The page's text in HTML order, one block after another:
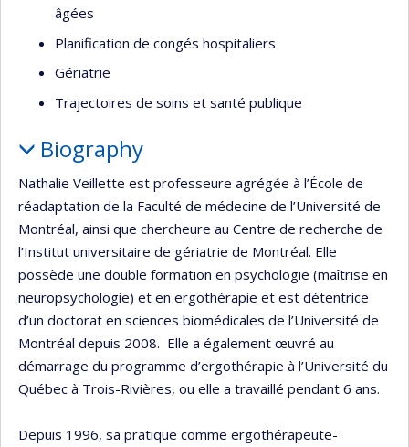
âgées
Planification de congés hospitaliers
Gériatrie
Trajectoires de soins et santé publique
Biography
Nathalie Veillette est professeure agrégée à l’École de
réadaptation de la Faculté de médecine de l’Université de
Montréal, ainsi que chercheure au Centre de recherche de
l’Institut universitaire de gériatrie de Montréal. Elle
possède une double formation en psychologie (maîtrise en
neuropsychologie) et en ergothérapie et est détentrice
d’un doctorat en sciences biomédicales de l’Université de
Montréal depuis 2008. Elle a également œuvré au
démarrage du programme d’ergothérapie à l’Université du
Québec à Trois-Rivières, ou elle a travaillé pendant 6 ans.
Depuis 1996, sa pratique comme ergothérapeute-